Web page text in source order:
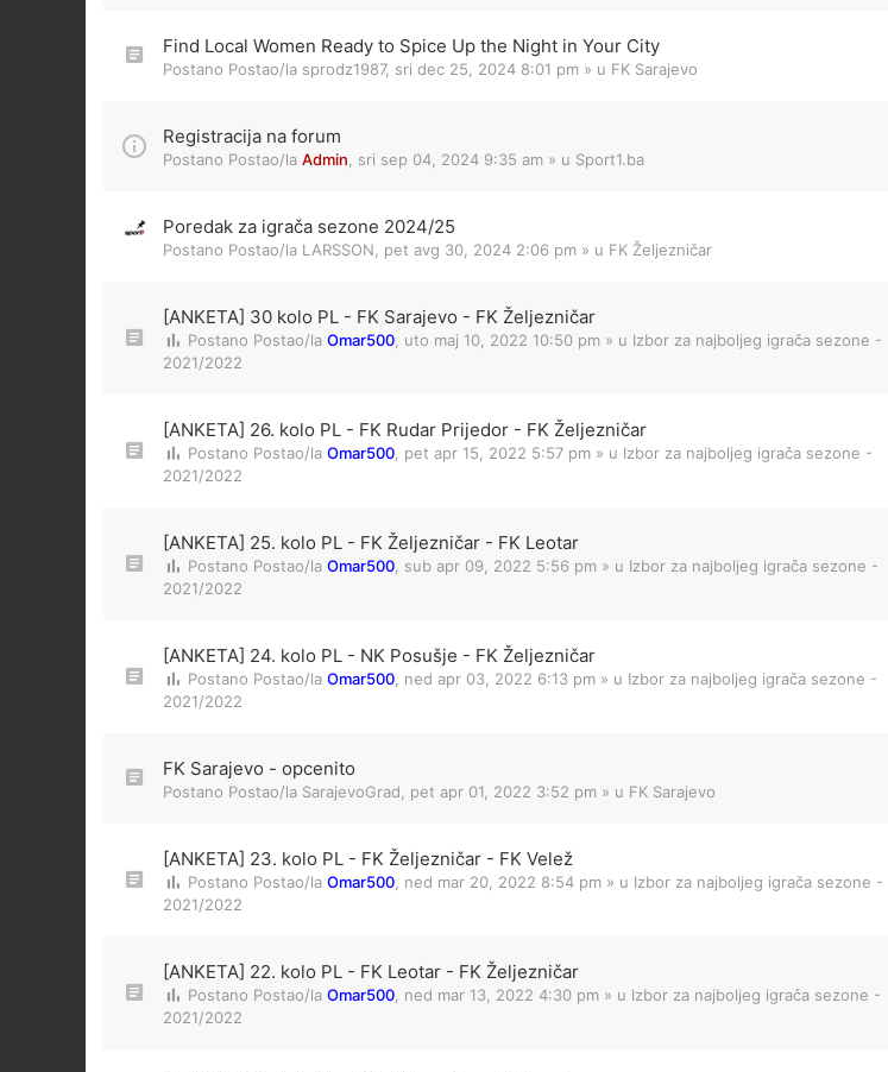
Find Local Women Ready to Spice Up the Night in Your City
Postano Postao/la sprodz1987, sri dec 25, 2024 8:01 pm » u FK Sarajevo
Registracija na forum
Postano Postao/la Admin sri sep 04, 2024 9:35 am » u Sport1.ba
Poredak za igrača sezone 2024/25
Postano Postao/la LARSSON pet avg 30, 2024 2:06 pm » u FK Željezničar
[ANKETA] 30 kolo PL - FK Sarajevo - FK Željezničar
Postano Postao/la Omar500 uto maj 10, 2022 10:50 pm » u Izbor za najboljeg igrača sezone -
2021/2022
[ANKETA] 26. kolo PL - FK Rudar Prijedor - FK Željezničar
Postano Postao/la Omar500 pet apr 15, 2022 5:57 pm » u Izbor za najboljeg igrača sezone -
2021/2022
[ANKETA] 25. kolo PL - FK Željezničar - FK Leotar
Postano Postao/la Omar500 sub apr 09, 2022 5:56 pm » u Izbor za najboljeg igrača sezone -
2021/2022
[ANKETA] 24. kolo PL - NK Posušje - FK Željezničar
Postano Postao/la Omar500 ned apr 03, 2022 6:13 pm » u Izbor za najboljeg igrača sezone -
2021/2022
FK Sarajevo - opcenito
Postano Postao/la SarajevoGrad pet apr 01, 2022 3:52 pm » u FK Sarajevo
[ANKETA] 23. kolo PL - FK Željezničar - FK Velež
Postano Postao/la Omar500 ned mar 20, 2022 8:54 pm » u Izbor za najboljeg igrača sezone -
2021/2022
[ANKETA] 22. kolo PL - FK Leotar - FK Željezničar
Postano Postao/la Omar500 ned mar 13, 2022 4:30 pm » u Izbor za najboljeg igrača sezone -
2021/2022